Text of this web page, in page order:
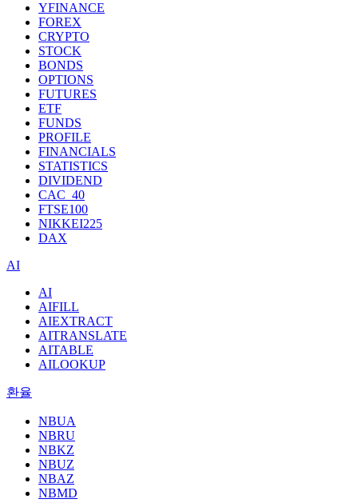
YFINANCE
FOREX
CRYPTO
STOCK
BONDS
OPTIONS
FUTURES
ETF
FUNDS
PROFILE
FINANCIALS
STATISTICS
DIVIDEND
CAC_40
FTSE100
NIKKEI225
DAX
AI
AI
AIFILL
AIEXTRACT
AITRANSLATE
AITABLE
AILOOKUP
환율
NBUA
NBRU
NBKZ
NBUZ
NBAZ
NBMD